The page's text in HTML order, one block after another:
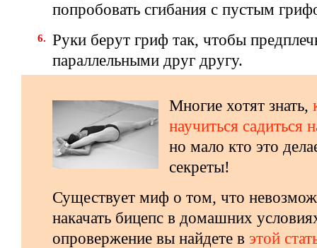
попробовать сгибания с пустым
Руки берут гриф так, чтобы
параллельными друг другу.
Многие хотят знать,
научиться садиться
но мало кто это
секреты!
Существует миф о том, что
накачать бицепс в домашних
опровержение вы найдете в этой